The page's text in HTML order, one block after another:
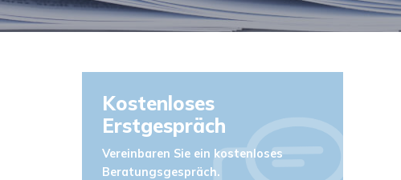
Kostenloses
Erstgespräch
Vereinbaren Sie ein kostenloses
Beratungsgespräch.